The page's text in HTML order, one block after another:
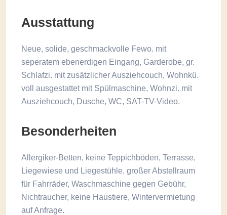
Ausstattung
Neue, solide, geschmackvolle Fewo. mit
seperatem ebenerdigen Eingang, Garderobe, gr.
Schlafzi. mit zusätzlicher Ausziehcouch, Wohnkü.
voll ausgestattet mit Spülmaschine, Wohnzi. mit
Ausziehcouch, Dusche, WC, SAT-TV-Video.
Besonderheiten
Allergiker-Betten, keine Teppichböden, Terrasse,
Liegewiese und Liegestühle, großer Abstellraum
für Fahrräder, Waschmaschine gegen Gebühr,
Nichtraucher, keine Haustiere, Wintervermietung
auf Anfrage.